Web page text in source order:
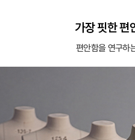
가장 핏한 편
편안함을 연구하